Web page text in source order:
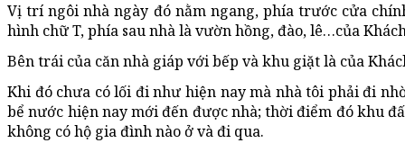
Vị trí ngôi nhà ngày đó nằm ngang, phía trước cửa
hình chữ T, phía sau nhà là vườn hồng, đào, lê…của
Bên trái của căn nhà giáp với bếp và khu giặt là của
Khi đó chưa có lối đi như hiện nay mà nhà tôi phải đi
bể nước hiện nay mới đến được nhà; thời điểm đó khu
không có hộ gia đình nào ở và đi qua.